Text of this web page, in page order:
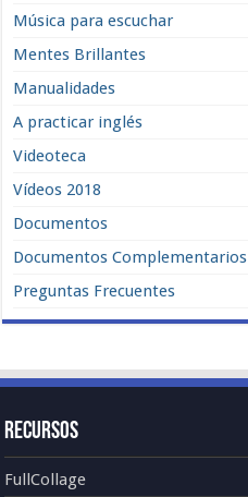
Música para escuchar
Mentes Brillantes
Manualidades
A practicar inglés
Videoteca
Vídeos 2018
Documentos
Documentos Complementarios
Preguntas Frecuentes
Recursos
FullCollage